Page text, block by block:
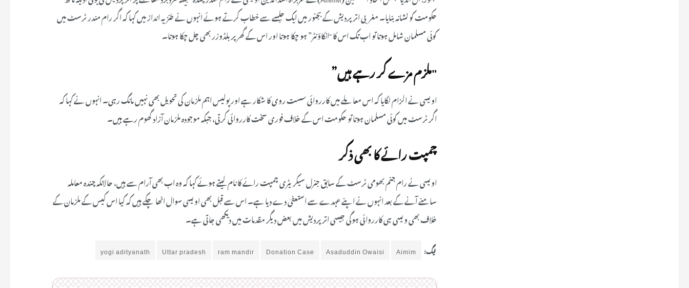
حکومت کو نشانہ بنایا۔ مغربی اتر پردیش کے بجنور میں ایک جلسے سے خطاب کرتے ہوئے انہوں نے طنزیہ انداز میں کہا کہ اگر رام مندر ٹرسٹ میں
کوئی مسلمان شامل ہوتا تو اب تک اس کا "انکاؤنٹر” ہو چکا ہوتا اور اس کے گھر پر بلڈوزر بھی چل چکا ہوتا۔
"ملزم مزے کر رہے ہیں”
اویسی نے الزام لگایا کہ اس معاملے میں کارروائی سست روی کا شکار ہے اور پولیس اہم ملزمان کی تحویل بھی نہیں مانگ رہی۔ انہوں نے کہا کہ
اگر ٹرسٹ میں کوئی مسلمان ہوتا تو حکومت اس کے خلاف فوری سخت کارروائی کرتی، جبکہ موجودہ ملزمان آزاد گھوم رہے ہیں۔
چمپت رائے کا بھی ذکر
اویسی نے رام جنم بھومی ٹرسٹ کے سابق جنرل سیکریٹری چمپت رائے کا نام لیتے ہوئے کہا کہ وہ اب بھی آرام سے ہیں، حالانکہ چندہ معاملہ
سامنے آنے کے بعد انہوں نے اپنے عہدے سے استعفیٰ دے دیا ہے۔ اس سے قبل بھی اویسی سوال اٹھا چکے ہیں کہ کیا اس کیس کے ملزمان کے
خلاف بھی ویسی ہی کارروائی ہوگی جیسی اتر پردیش میں بعض دیگر مقدمات میں دیکھی جاتی ہے۔
ٹیگ: Aimim
Asaduddin Owaisi
Donation Case
ram mandir
Uttar pradesh
yogi adityanath